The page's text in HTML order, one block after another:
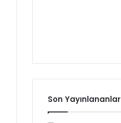
Son Yayınlananlar